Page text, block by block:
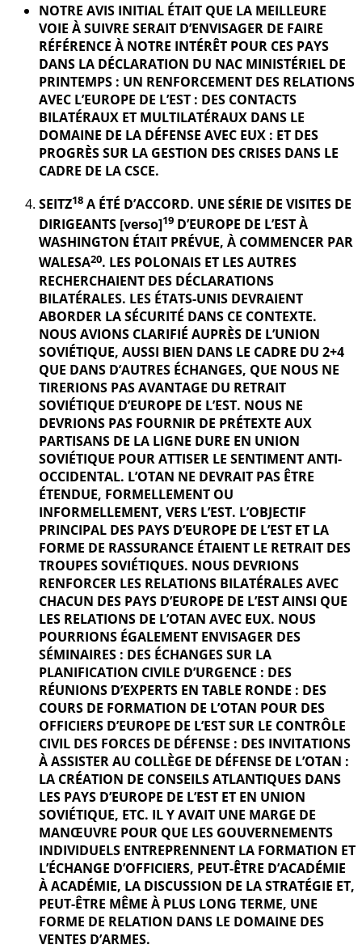
NOTRE AVIS INITIAL ÉTAIT QUE LA MEILLEURE
VOIE À SUIVRE SERAIT D’ENVISAGER DE FAIRE
RÉFÉRENCE À NOTRE INTÉRÊT POUR CES PAYS
DANS LA DÉCLARATION DU NAC MINISTÉRIEL DE
PRINTEMPS : UN RENFORCEMENT DES RELATIONS
AVEC L’EUROPE DE L’EST : DES CONTACTS
BILATÉRAUX ET MULTILATÉRAUX DANS LE
DOMAINE DE LA DÉFENSE AVEC EUX : ET DES
PROGRÈS SUR LA GESTION DES CRISES DANS LE
CADRE DE LA CSCE.
SEITZ18 A ÉTÉ D’ACCORD. UNE SÉRIE DE VISITES DE
DIRIGEANTS [verso]19 D’EUROPE DE L’EST À
WASHINGTON ÉTAIT PRÉVUE, À COMMENCER PAR
WALESA20. LES POLONAIS ET LES AUTRES
RECHERCHAIENT DES DÉCLARATIONS
BILATÉRALES. LES ÉTATS-UNIS DEVRAIENT
ABORDER LA SÉCURITÉ DANS CE CONTEXTE.
NOUS AVIONS CLARIFIÉ AUPRÈS DE L’UNION
SOVIÉTIQUE, AUSSI BIEN DANS LE CADRE DU 2+4
QUE DANS D’AUTRES ÉCHANGES, QUE NOUS NE
TIRERIONS PAS AVANTAGE DU RETRAIT
SOVIÉTIQUE D’EUROPE DE L’EST. NOUS NE
DEVRIONS PAS FOURNIR DE PRÉTEXTE AUX
PARTISANS DE LA LIGNE DURE EN UNION
SOVIÉTIQUE POUR ATTISER LE SENTIMENT ANTI-
OCCIDENTAL. L’OTAN NE DEVRAIT PAS ÊTRE
ÉTENDUE, FORMELLEMENT OU
INFORMELLEMENT, VERS L’EST. L’OBJECTIF
PRINCIPAL DES PAYS D’EUROPE DE L’EST ET LA
FORME DE RASSURANCE ÉTAIENT LE RETRAIT DES
TROUPES SOVIÉTIQUES. NOUS DEVRIONS
RENFORCER LES RELATIONS BILATÉRALES AVEC
CHACUN DES PAYS D’EUROPE DE L’EST AINSI QUE
LES RELATIONS DE L’OTAN AVEC EUX. NOUS
POURRIONS ÉGALEMENT ENVISAGER DES
SÉMINAIRES : DES ÉCHANGES SUR LA
PLANIFICATION CIVILE D’URGENCE : DES
RÉUNIONS D’EXPERTS EN TABLE RONDE : DES
COURS DE FORMATION DE L’OTAN POUR DES
OFFICIERS D’EUROPE DE L’EST SUR LE CONTRÔLE
CIVIL DES FORCES DE DÉFENSE : DES INVITATIONS
À ASSISTER AU COLLÈGE DE DÉFENSE DE L’OTAN :
LA CRÉATION DE CONSEILS ATLANTIQUES DANS
LES PAYS D’EUROPE DE L’EST ET EN UNION
SOVIÉTIQUE, ETC. IL Y AVAIT UNE MARGE DE
MANŒUVRE POUR QUE LES GOUVERNEMENTS
INDIVIDUELS ENTREPRENNENT LA FORMATION ET
L’ÉCHANGE D’OFFICIERS, PEUT-ÊTRE D’ACADÉMIE
À ACADÉMIE, LA DISCUSSION DE LA STRATÉGIE ET,
PEUT-ÊTRE MÊME À PLUS LONG TERME, UNE
FORME DE RELATION DANS LE DOMAINE DES
VENTES D’ARMES.